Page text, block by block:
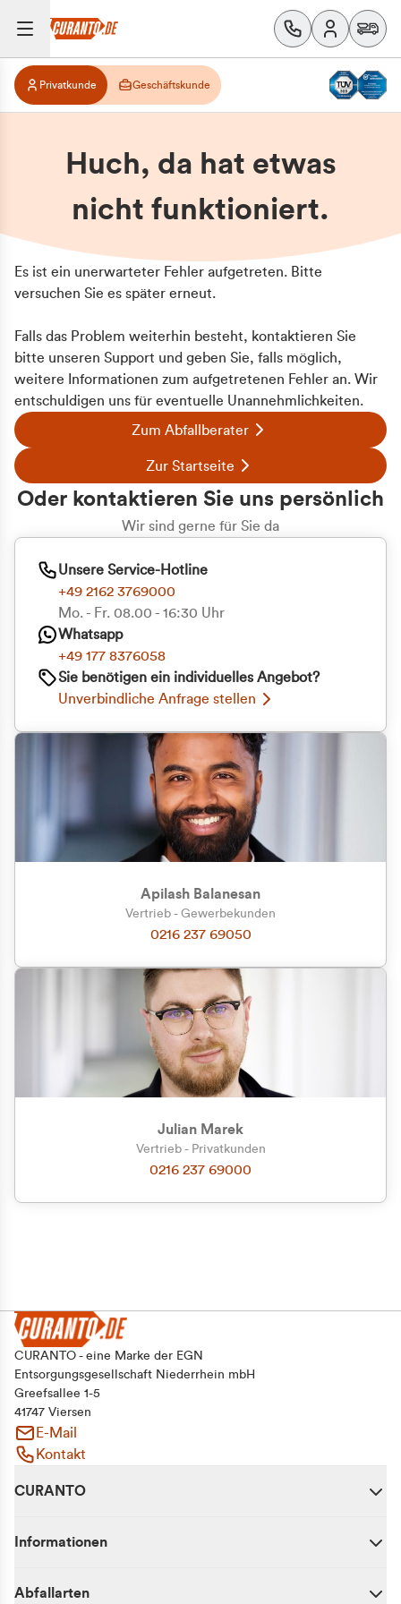
Privatkunde Geschäftskunde
Huch, da hat etwas
nicht funktioniert.
Es ist ein unerwarteter Fehler aufgetreten. Bitte
versuchen Sie es später erneut.
Falls das Problem weiterhin besteht, kontaktieren Sie
bitte unseren Support und geben Sie, falls möglich,
weitere Informationen zum aufgetretenen Fehler an. Wir
entschuldigen uns für eventuelle Unannehmlichkeiten.
Zum Abfallberater
Zur Startseite
Oder kontaktieren Sie uns persönlich
Wir sind gerne für Sie da
Unsere Service-Hotline
+49 2162 3769000
Mo. - Fr. 08.00 - 16:30 Uhr
Whatsapp
+49 177 8376058
Sie benötigen ein individuelles Angebot?
Unverbindliche Anfrage stellen
Apilash Balanesan
Vertrieb - Gewerbekunden
0216 237 69050
Julian Marek
Vertrieb - Privatkunden
0216 237 69000
CURANTO - eine Marke der EGN
Entsorgungsgesellschaft Niederrhein mbH
Greefsallee 1-5
41747 Viersen
E-Mail
Kontakt
CURANTO
Informationen
Abfallarten